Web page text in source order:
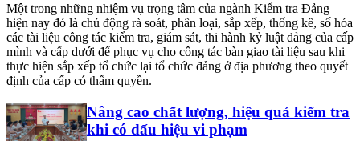
Một trong những nhiệm vụ trọng tâm của ngành Kiểm tra Đảng
hiện nay đó là chủ động rà soát, phân loại, sắp xếp, thống kê, số hóa
các tài liệu công tác kiểm tra, giám sát, thi hành kỷ luật đảng của cấp
mình và cấp dưới để phục vụ cho công tác bàn giao tài liệu sau khi
thực hiện sắp xếp tổ chức lại tổ chức đảng ở địa phương theo quyết
định của cấp có thẩm quyền.
Nâng cao chất lượng, hiệu quả kiểm tra
khi có dấu hiệu vi phạm